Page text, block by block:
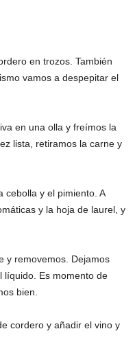
en trozos. También
vamos a despepitar el
en una olla y freímos la
lista, retiramos la carne y
cebolla y el pimiento. A
y la hoja de laurel, y
y removemos. Dejamos
líquido. Es momento de
bien.
cordero y añadir el vino y